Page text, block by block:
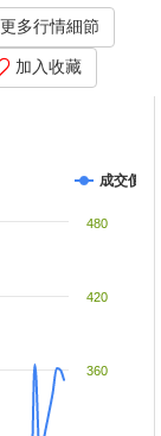
更多行情細節
加入收藏
成交價
360
420
480